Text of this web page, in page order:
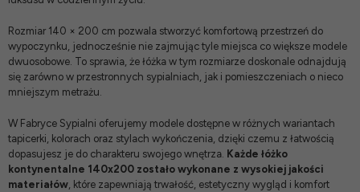
Rozmiar 140 × 200 cm pozwala stworzyć komfortową przestrzeń do
wypoczynku, jednocześnie nie zajmując tyle miejsca co większe modele
dwuosobowe. To sprawia, że łóżka w tym rozmiarze doskonale odnajdują
się zarówno w przestronnych sypialniach, jak i pomieszczeniach o nieco
mniejszym metrażu.
W Fabryce Sypialni oferujemy modele dostępne w różnych wariantach
tapicerki, kolorach oraz stylach wykończenia, dzięki czemu z łatwością
dopasujesz je do charakteru swojego wnętrza. Każde łóżko
kontynentalne 140x200 zostało wykonane z wysokiej jakości
materiałów, które zapewniają trwałość, estetyczny wygląd i komfort